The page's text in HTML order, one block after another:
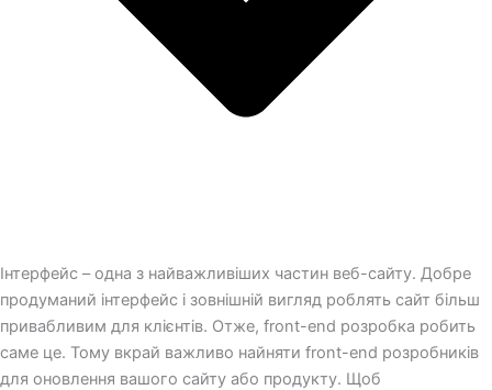
Інтерфейс – одна з найважливіших частин веб-сайту. Добре
продуманий інтерфейс і зовнішній вигляд роблять сайт більш
привабливим для клієнтів. Отже, front-end розробка робить
саме це. Тому вкрай важливо найняти front-end розробників
для оновлення вашого сайту або продукту. Щоб